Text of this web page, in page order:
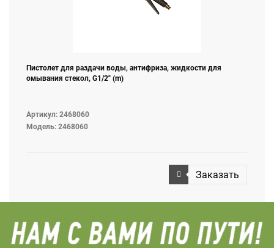
Пистолет для раздачи воды, антифриза, жидкости для
омывания стекол, G1/2" (m)
Артикул: 2468060
Модель: 2468060
Заказать